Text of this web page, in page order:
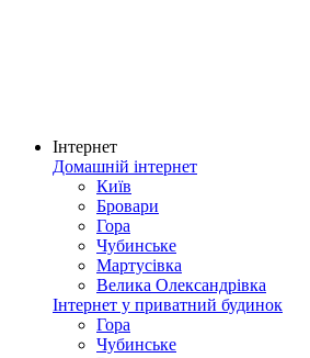
Інтернет
Домашній інтернет
Київ
Бровари
Гора
Чубинське
Мартусівка
Велика Олександрівка
Інтернет у приватний будинок
Гора
Чубинське